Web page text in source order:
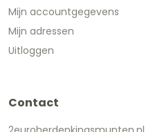
Mijn accountgegevens
Mijn adressen
Uitloggen
Contact